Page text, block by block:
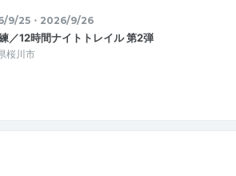
9/25・2026/9/26
／12時間ナイトトレイル 第2弾
桜川市